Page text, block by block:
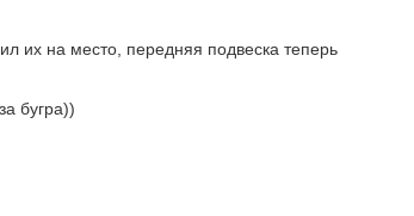
их на место, передняя подвеска теперь
бугра))